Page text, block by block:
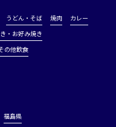
うどん・そば 焼肉
カレー
・お好み焼き
の他飲食
福島県